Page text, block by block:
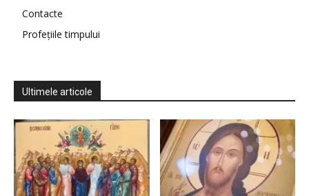
Contacte
Profețiile timpului
Ultimele articole